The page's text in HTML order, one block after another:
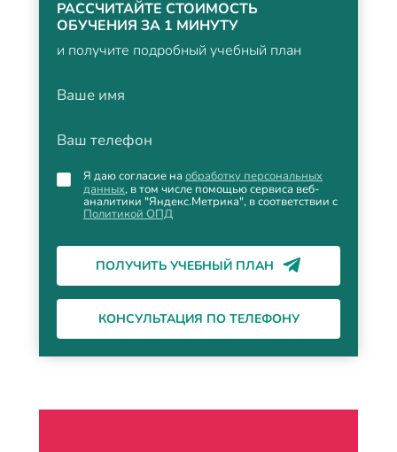
РАССЧИТАЙТЕ СТОИМОСТЬ
ОБУЧЕНИЯ ЗА 1 МИНУТУ
и получите подробный учебный план
Ваше имя
Ваш телефон
Я даю согласие на обработку персональных
данных, в том числе помощью сервиса веб-
аналитики "Яндекс.Метрика", в соответствии с
Политикой ОПД
ПОЛУЧИТЬ УЧЕБНЫЙ ПЛАН
КОНСУЛЬТАЦИЯ ПО ТЕЛЕФОНУ